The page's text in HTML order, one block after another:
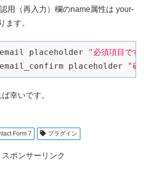
用（再入力）欄のname属性は your-
ます。
placeholder
"必須項目です
placeholder
"確
幸いです。
Form 7 プラグイン
スポンサーリンク